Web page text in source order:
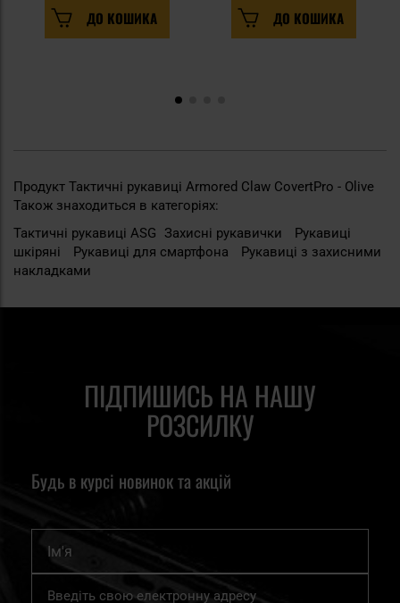
ДО КОШИКА ДО КОШИКА
Продукт Тактичні рукавиці Armored Claw CovertPro - Olive
Також знаходиться в категоріях:
Тактичні рукавиці ASG
Захисні рукавички
Рукавиці
шкіряні
Рукавиці для смартфона
Рукавиці з захисними
накладками
ПІДПИШИСЬ НА НАШУ
РОЗСИЛКУ
Будь в курсі новинок та акцій
Підпишіться